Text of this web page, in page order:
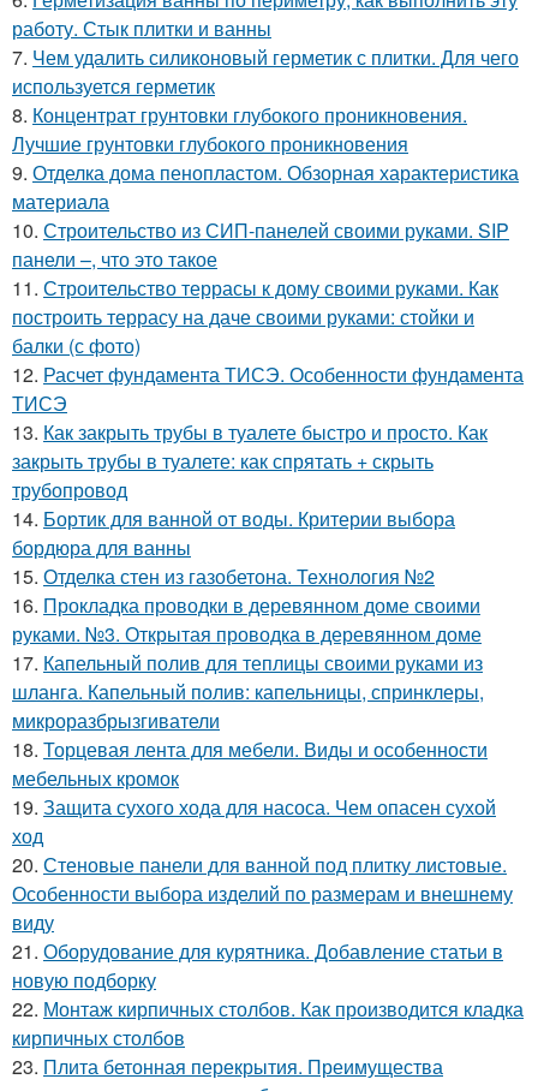
работу. Стык плитки и ванны
7. Чем удалить силиконовый герметик с плитки. Для чего
используется герметик
8. Концентрат грунтовки глубокого проникновения.
Лучшие грунтовки глубокого проникновения
9. Отделка дома пенопластом. Обзорная характеристика
материала
10. Строительство из СИП-панелей своими руками. SIP
панели –, что это такое
11. Строительство террасы к дому своими руками. Как
построить террасу на даче своими руками: стойки и
балки (с фото)
12. Расчет фундамента ТИСЭ. Особенности фундамента
ТИСЭ
13. Как закрыть трубы в туалете быстро и просто. Как
закрыть трубы в туалете: как спрятать + скрыть
трубопровод
14. Бортик для ванной от воды. Критерии выбора
бордюра для ванны
15. Отделка стен из газобетона. Технология №2
16. Прокладка проводки в деревянном доме своими
руками. №3. Открытая проводка в деревянном доме
17. Капельный полив для теплицы своими руками из
шланга. Капельный полив: капельницы, спринклеры,
микроразбрызгиватели
18. Торцевая лента для мебели. Виды и особенности
мебельных кромок
19. Защита сухого хода для насоса. Чем опасен сухой
ход
20. Стеновые панели для ванной под плитку листовые.
Особенности выбора изделий по размерам и внешнему
виду
21. Оборудование для курятника. Добавление статьи в
новую подборку
22. Монтаж кирпичных столбов. Как производится кладка
кирпичных столбов
23. Плита бетонная перекрытия. Преимущества